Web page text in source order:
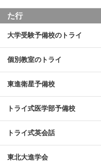
た行
大学受験予備校のトライ
個別教室のトライ
東進衛星予備校
トライ式医学部予備校
トライ式英会話
東北大進学会